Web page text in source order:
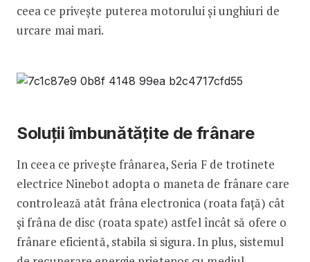
ceea ce privește puterea motorului și unghiuri de
urcare mai mari.
Soluții îmbunătățite de frânare
In ceea ce privește frânarea, Seria F de trotinete
electrice Ninebot adopta o maneta de frânare care
controlează atât frâna electronica (roata față) cât
și frâna de disc (roata spate) astfel încât să ofere o
frânare eficientă, stabila si sigura. In plus, sistemul